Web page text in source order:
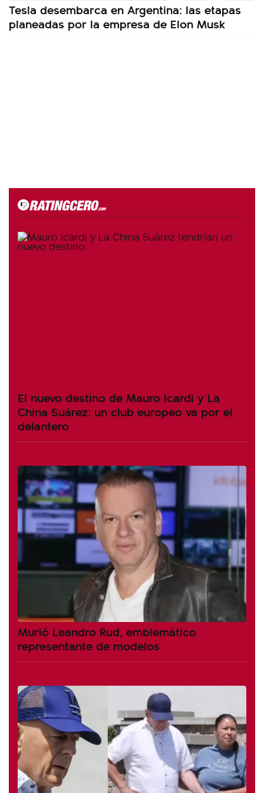
Tesla desembarca en Argentina: las etapas
planeadas por la empresa de Elon Musk
El nuevo destino de Mauro Icardi y La
China Suárez: un club europeo va por el
delantero
Murió Leandro Rud, emblemático
representante de modelos